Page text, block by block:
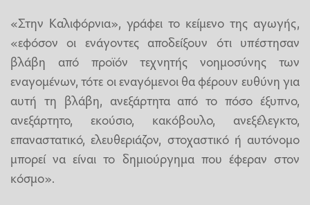
«Στην Καλιφόρνια», γράφει το κείμενο της αγωγής,
«εφόσον οι ενάγοντες αποδείξουν ότι υπέστησαν
βλάβη από προϊόν τεχνητής νοημοσύνης των
εναγομένων, τότε οι εναγόμενοι θα φέρουν ευθύνη για
αυτή τη βλάβη, ανεξάρτητα από το πόσο έξυπνο,
ανεξάρτητο, εκούσιο, κακόβουλο, ανεξέλεγκτο,
επαναστατικό, ελευθεριάζον, στοχαστικό ή αυτόνομο
μπορεί να είναι το δημιούργημα που έφεραν στον
κόσμο».